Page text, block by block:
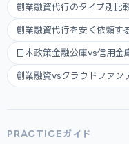
創業融資代行のタイプ別比
創業融資代行を安く依頼す
日本政策金融公庫vs信用金
創業融資vsクラウドファン
PRACTICEガイド